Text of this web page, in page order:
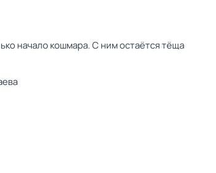
начало кошмара. С ним остаётся тёща